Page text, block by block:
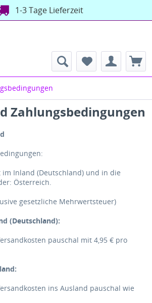
1-3 Tage Lieferzeit
Zahlungsbedingungen
Inland (Deutschland) und in die
: Österreich.
gesetzliche Mehrwertsteuer)
(Deutschland):
pauschal mit 4,95 € pro
:
ins Ausland pauschal wie